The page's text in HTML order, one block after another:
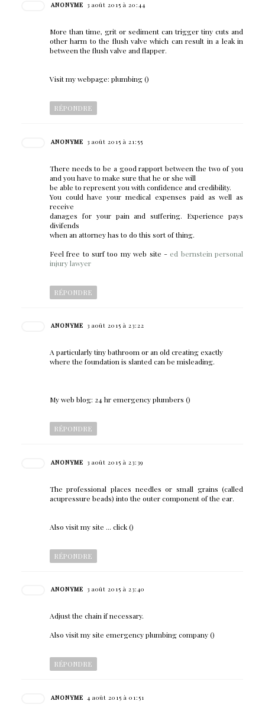
ANONYME 3 août 2015 à 20:44
More than time, grit or sediment can trigger tiny cuts and
other harm to the flush valve which can result in a leak in
between the flush valve and flapper.
Visit my webpage: plumbing ()
RÉPONDRE
ANONYME 3 août 2015 à 21:55
There needs to be a good rapport between the two of you
and you have to make sure that he or she will
be able to represent you with confidence and credibility.
You could have your medical expenses paid as well as
receive
danages for your pain and suffering. Experience pays
divifends
when an attorney has to do this sort of thing.
Feel free to surf too my web site - ed bernstein personal
injury lawyer
RÉPONDRE
ANONYME 3 août 2015 à 23:22
A particularly tiny bathroom or an old creating exactly
where the foundation is slanted can be misleading.
My web blog: 24 hr emergency plumbers ()
RÉPONDRE
ANONYME 3 août 2015 à 23:39
The professional places needles or small grains (called
acupressure beads) into the outer component of the ear.
Also visit my site ... click ()
RÉPONDRE
ANONYME 3 août 2015 à 23:40
Adjust the chain if necessary.
Also visit my site emergency plumbing company ()
RÉPONDRE
ANONYME 4 août 2015 à 01:51